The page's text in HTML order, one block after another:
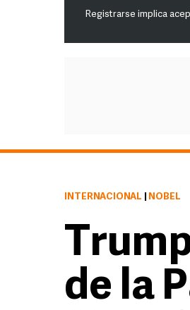
Registrarse implica
INTERNACIONAL NOBEL
de la